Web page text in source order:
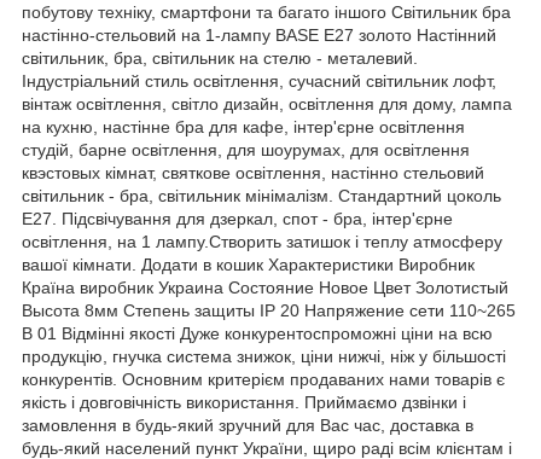
побутову техніку, смартфони та багато іншого Світильник бра
настінно-стельовий на 1-лампу BASE E27 золото Настінний
світильник, бра, світильник на стелю - металевий.
Індустріальний стиль освітлення, сучасний світильник лофт,
вінтаж освітлення, світло дизайн, освітлення для дому, лампа
на кухню, настінне бра для кафе, інтер'єрне освітлення
студій, барне освітлення, для шоурумах, для освітлення
квэстовых кімнат, святкове освітлення, настінно стельовий
світильник - бра, світильник мінімалізм. Стандартний цоколь
Е27. Підсвічування для дзеркал, спот - бра, інтер'єрне
освітлення, на 1 лампу.Створить затишок і теплу атмосферу
вашої кімнати. Додати в кошик Характеристики Виробник
Країна виробник Украина Состояние Новое Цвет Золотистый
Высота 8мм Степень защиты IP 20 Напряжение сети 110~265
В 01 Відмінні якості Дуже конкурентоспроможні ціни на всю
продукцію, гнучка система знижок, ціни нижчі, ніж у більшості
конкурентів. Основним критерієм продаваних нами товарів є
якість і довговічність використання. Приймаємо дзвінки і
замовлення в будь-який зручний для Вас час, доставка в
будь-який населений пункт України, щиро раді всім клієнтам і